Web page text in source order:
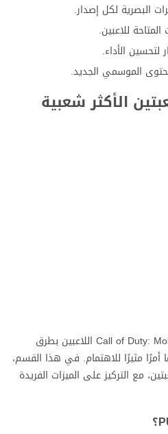
البصرية لكل إصدار.
للاعبين.
الأداء.
الموسمي الجديد.
الأكثر شعبية
تجذب لعبتا PUBG Mobile و Call of Duty: Mobile اللاعبين بطرق
أمرًا مثيرًا للاهتمام. في هذا القسم،
مع التركيز على الميزات الفريدة